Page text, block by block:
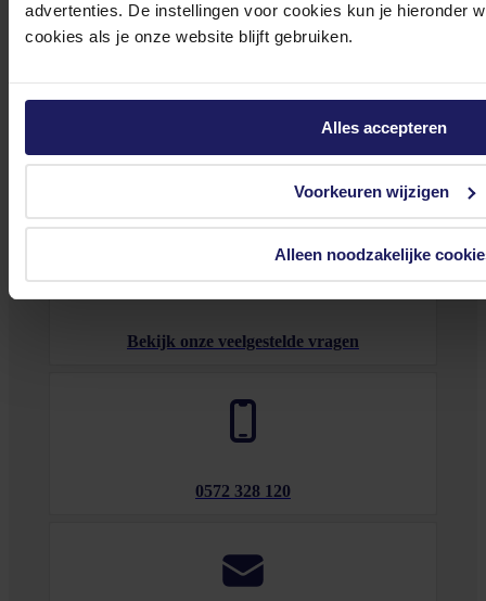
advertenties. De instellingen voor cookies kun je hieronder
cookies als je onze website blijft gebruiken.
Alles accepteren
Voorkeuren wijzigen
Alleen noodzakelijke
Stel jouw vragen aan onze klantenservice!
medewerkers staan klaar om jouw vragen te beantwoorden en verwijzen je
Onze klantenservice is via mail bereikbaar van maandag t/m vrijdag van 09.00
tot 17.00 uur en op zaterdag van 10.00 tot 15.00 uur.
Bekijk onze veelgestelde vragen
0572 328 120